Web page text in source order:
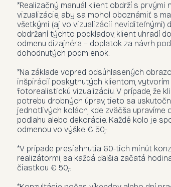
*Realizačný manuál klient obdrží s prvými
vizualizácie, aby sa mohol oboznámiť s
všetkými (aj vo vizualizácii neviditeľnými)
obdržaní týchto podkladov, klient uhradí
odmenu dizajnéra – doplatok za návrh
dohodnutých podmienok.
*Na základe vopred odsúhlasených
inšpirácií poskytnutých klientom, vytvorím
fotorealistickú vizualizáciu. V prípade, že
potrebu drobných úprav, tieto sa
jednotlivých kolách, kde zväčša upravíme
podlahu alebo dekorácie. Každé kolo je
odmenou vo výške € 50,-.
*V prípade presiahnutia 60-tich minút
realizátormi, sa každá ďalšia začatá
čiastkou € 50,-.